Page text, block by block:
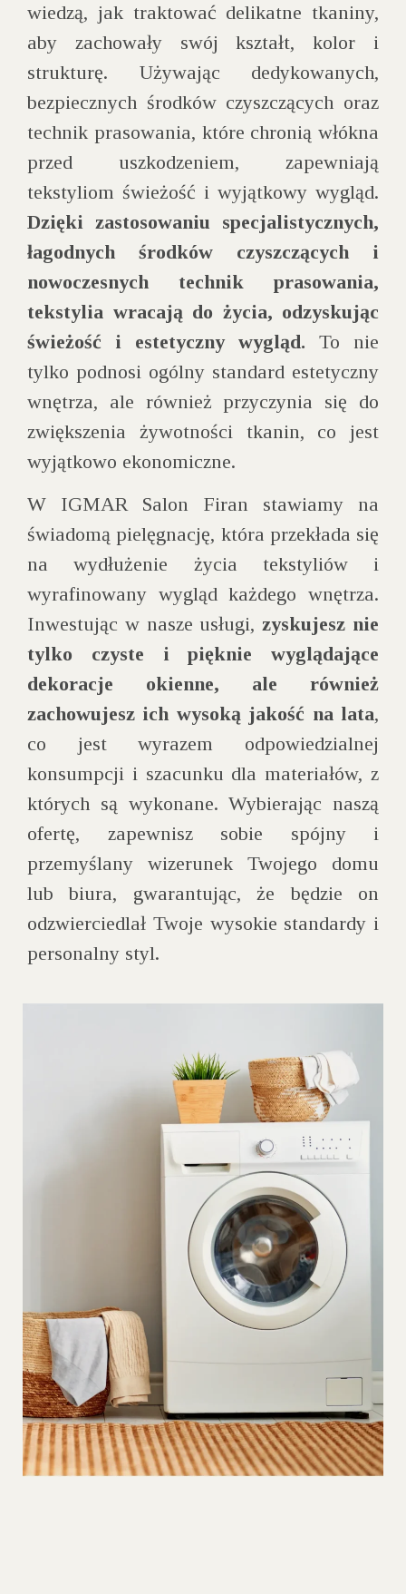
wiedzą, jak traktować delikatne tkaniny,
aby zachowały swój kształt, kolor i
strukturę. Używając dedykowanych,
bezpiecznych środków czyszczących oraz
technik prasowania, które chronią włókna
przed uszkodzeniem, zapewniają
tekstyliom świeżość i wyjątkowy wygląd.
Dzięki zastosowaniu specjalistycznych,
łagodnych środków czyszczących i
nowoczesnych technik prasowania,
tekstylia wracają do życia, odzyskując
świeżość i estetyczny wygląd. To nie
tylko podnosi ogólny standard estetyczny
wnętrza, ale również przyczynia się do
zwiększenia żywotności tkanin, co jest
wyjątkowo ekonomiczne.
W IGMAR Salon Firan stawiamy na
świadomą pielęgnację, która przekłada się
na wydłużenie życia tekstyliów i
wyrafinowany wygląd każdego wnętrza.
Inwestując w nasze usługi, zyskujesz nie
tylko czyste i pięknie wyglądające
dekoracje okienne, ale również
zachowujesz ich wysoką jakość na lata,
co jest wyrazem odpowiedzialnej
konsumpcji i szacunku dla materiałów, z
których są wykonane. Wybierając naszą
ofertę, zapewnisz sobie spójny i
przemyślany wizerunek Twojego domu
lub biura, gwarantując, że będzie on
odzwierciedlał Twoje wysokie standardy i
personalny styl.